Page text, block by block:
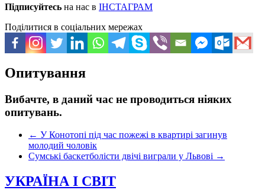
Підписуйтесь на нас в ІНСТАГРАМ
Поділитися в соціальних мережах
Опитування
Вибачте, в даний час не проводиться ніяких
опитувань.
← У Конотопі під час пожежі в квартирі загинув
молодий чоловік
Сумські баскетболісти двічі виграли у Львові →
УКРАЇНА І СВІТ